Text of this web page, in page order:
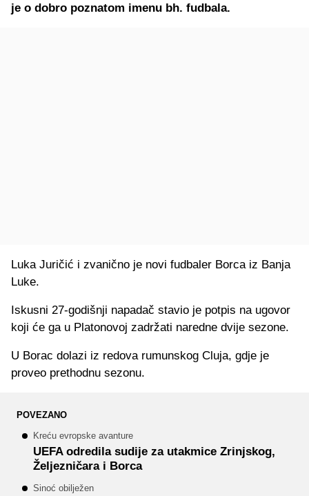
je o dobro poznatom imenu bh. fudbala.
Luka Juričić i zvanično je novi fudbaler Borca iz Banja
Luke.
Iskusni 27-godišnji napadač stavio je potpis na ugovor
koji će ga u Platonovoj zadržati naredne dvije sezone.
U Borac dolazi iz redova rumunskog Cluja, gdje je
proveo prethodnu sezonu.
POVEZANO
Kreću evropske avanture
UEFA odredila sudije za utakmice Zrinjskog,
Željezničara i Borca
Sinoć obilježen